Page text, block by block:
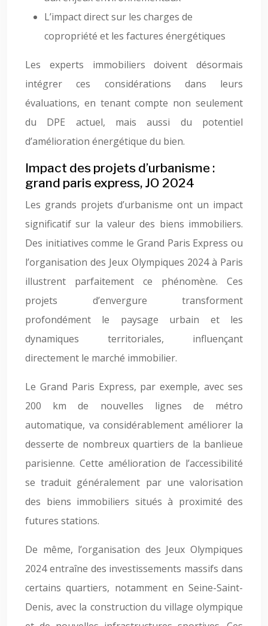
L’impact direct sur les charges de
copropriété et les factures énergétiques
Les experts immobiliers doivent désormais
intégrer ces considérations dans leurs
évaluations, en tenant compte non seulement
du DPE actuel, mais aussi du potentiel
d’amélioration énergétique du bien.
Impact des projets d’urbanisme :
grand paris express, JO 2024
Les grands projets d’urbanisme ont un impact
significatif sur la valeur des biens immobiliers.
Des initiatives comme le Grand Paris Express ou
l’organisation des Jeux Olympiques 2024 à Paris
illustrent parfaitement ce phénomène. Ces
projets d’envergure transforment
profondément le paysage urbain et les
dynamiques territoriales, influençant
directement le marché immobilier.
Le Grand Paris Express, par exemple, avec ses
200 km de nouvelles lignes de métro
automatique, va considérablement améliorer la
desserte de nombreux quartiers de la banlieue
parisienne. Cette amélioration de l’accessibilité
se traduit généralement par une valorisation
des biens immobiliers situés à proximité des
futures stations.
De même, l’organisation des Jeux Olympiques
2024 entraîne des investissements massifs dans
certains quartiers, notamment en Seine-Saint-
Denis, avec la construction du village olympique